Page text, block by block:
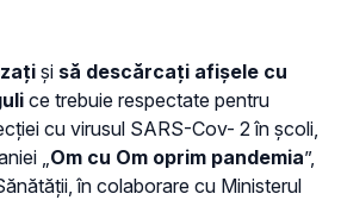
și să descărcați afișele cu
ce trebuie respectate pentru
cu virusul SARS-Cov- 2 în școli,
„Om cu Om oprim pandemia”,
în colaborare cu Ministerul